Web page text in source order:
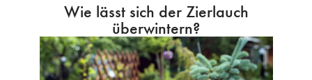
Wie lässt sich der Zierlauch
überwintern?